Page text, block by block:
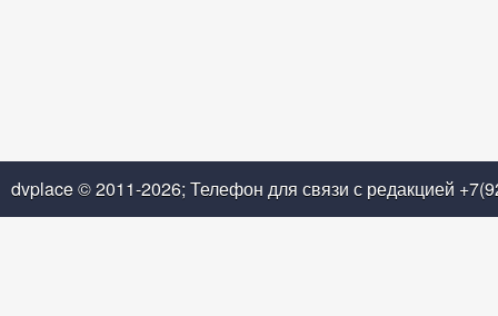
dvplace © 2011-2026; Телефон для связи с редакцией